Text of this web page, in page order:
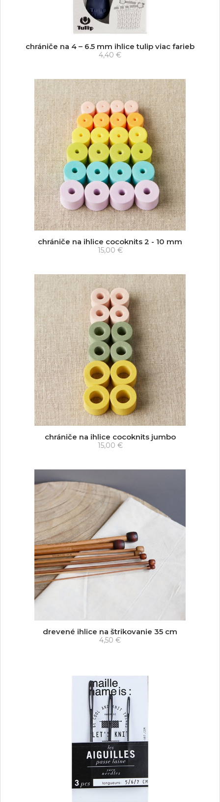
chrániče na 4 – 6.5 mm ihlice tulip viac farieb
4,40 €
chrániče na ihlice cocoknits 2 - 10 mm
15,00 €
chrániče na ihlice cocoknits jumbo
15,00 €
drevené ihlice na štrikovanie 35 cm
4,50 €